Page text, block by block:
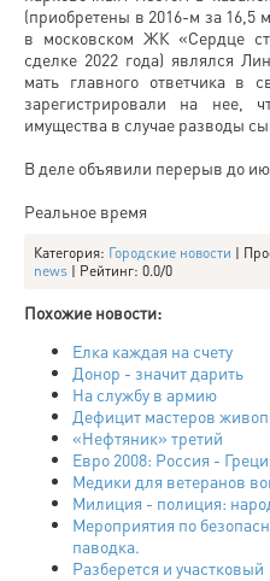
(приобретены в 2016-м за 16,5
в московском ЖК «Сердце
сделке 2022 года) являлся
мать главного ответчика в
зарегистрировали на нее,
имущества в случае разводы
В деле объявили перерыв до
Реальное время
Категория: Городские новости |
news | Рейтинг: 0.0/0
Похожие новости:
Елка каждая на счету
Донор - значит дарить
На службу в армию
Дефицит мастеров
«Нефтяник» третий
Евро 2008: Россия -
Медики для ветеранов
Милиция - полиция:
Мероприятия по
паводка.
Разберется и участковый